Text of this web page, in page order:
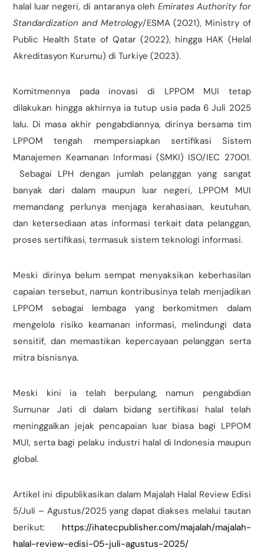
halal luar negeri, di antaranya oleh Emirates Authority for
Standardization and Metrology/ESMA (2021), Ministry of
Public Health State of Qatar (2022), hingga HAK (Helal
Akreditasyon Kurumu) di Turkiye (2023).
Komitmennya pada inovasi di LPPOM MUI tetap
dilakukan hingga akhirnya ia tutup usia pada 6 Juli 2025
lalu. Di masa akhir pengabdiannya, dirinya bersama tim
LPPOM tengah mempersiapkan sertifikasi Sistem
Manajemen Keamanan Informasi (SMKI) ISO/IEC 27001.
Sebagai LPH dengan jumlah pelanggan yang sangat
banyak dari dalam maupun luar negeri, LPPOM MUI
memandang perlunya menjaga kerahasiaan, keutuhan,
dan ketersediaan atas informasi terkait data pelanggan,
proses sertifikasi, termasuk sistem teknologi informasi.
Meski dirinya belum sempat menyaksikan keberhasilan
capaian tersebut, namun kontribusinya telah menjadikan
LPPOM sebagai lembaga yang berkomitmen dalam
mengelola risiko keamanan informasi, melindungi data
sensitif, dan memastikan kepercayaan pelanggan serta
mitra bisnisnya.
Meski kini ia telah berpulang, namun pengabdian
Sumunar Jati di dalam bidang sertifikasi halal telah
meninggalkan jejak pencapaian luar biasa bagi LPPOM
MUI, serta bagi pelaku industri halal di Indonesia maupun
global.
Artikel ini dipublikasikan dalam Majalah Halal Review Edisi
5/Juli – Agustus/2025 yang dapat diakses melalui tautan
berikut: https://ihatecpublisher.com/majalah/majalah-
halal-review-edisi-05-juli-agustus-2025/